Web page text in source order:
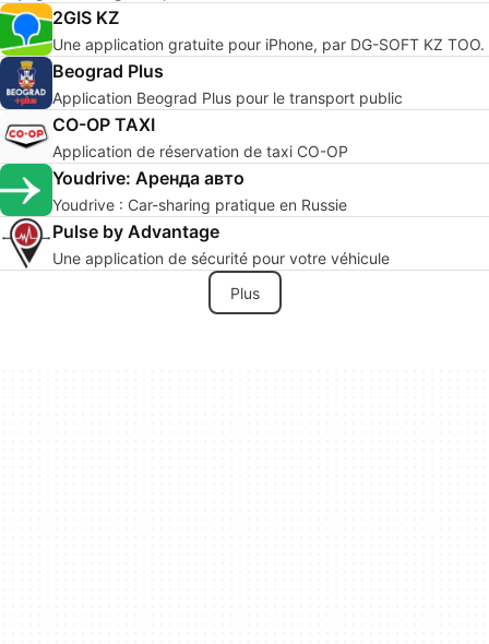
2GIS KZ
Une application gratuite pour iPhone, par DG-SOFT KZ TOO.
Beograd Plus
Application Beograd Plus pour le transport public
CO-OP TAXI
Application de réservation de taxi CO-OP
Youdrive: Аренда авто
Youdrive : Car-sharing pratique en Russie
Pulse by Advantage
Une application de sécurité pour votre véhicule
Plus